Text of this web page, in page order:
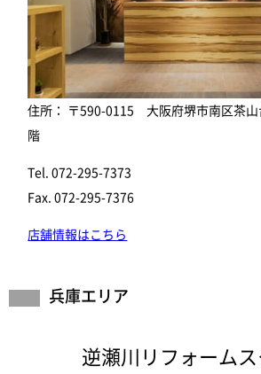
住所： 〒590-0115 大阪府堺市南区茶山
階
Tel. 072-295-7373
Fax. 072-295-7376
店舗情報はこちら
兵庫エリア
逆瀬川リフォームス